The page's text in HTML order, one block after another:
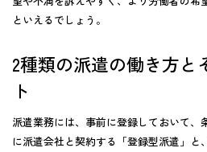
といえるでしょう。
2種類の派遣の働き方と
ト
派遣業務には、事前に登録しておいて、
に派遣会社と契約する「登録型派遣」 と、